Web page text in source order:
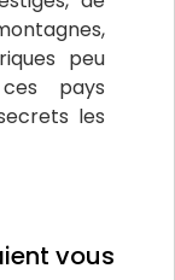
peu
pays
les
vous